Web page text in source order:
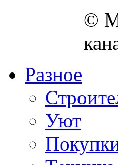
©
Разное
Уют